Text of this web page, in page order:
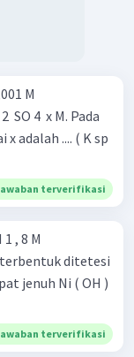
M
SO 4 ​ x M. Pada
adalah .... ( K sp
terverifikasi
, 8 M
ditetesi
jenuh Ni ( OH )
terverifikasi